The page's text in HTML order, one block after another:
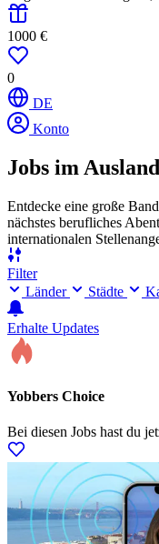
1000 €
0
DE
Konto
Jobs im Ausland
Entdecke eine große
nächstes berufliches
internationalen
Filter
Länder
Städte
Erhalte Updates
Yobbers Choice
Bei diesen Jobs hast du